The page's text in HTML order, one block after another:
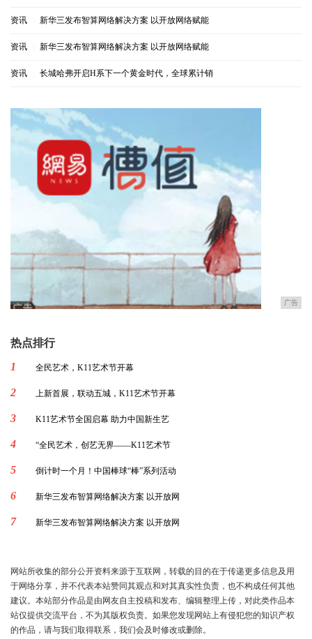
资讯 新华三发布智算网络解决方案 以开放网络赋能
资讯 新华三发布智算网络解决方案 以开放网络赋能
资讯 长城哈弗开启H系下一个黄金时代，全球累计销
广告
热点排行
1
全民艺术，K11艺术节开幕
2 上新首展，联动五城，K11艺术节开幕
3 K11艺术节全国启幕 助力中国新生艺
4 “全民艺术，创艺无界——K11艺术节
5 倒计时一个月！中国棒球“棒”系列活动
6 新华三发布智算网络解决方案 以开放网
7 新华三发布智算网络解决方案 以开放网
网站所收集的部分公开资料来源于互联网，转载的目的在于传递更多信息及用
于网络分享，并不代表本站赞同其观点和对其真实性负责，也不构成任何其他
建议。本站部分作品是由网友自主投稿和发布、编辑整理上传，对此类作品本
站仅提供交流平台，不为其版权负责。如果您发现网站上有侵犯您的知识产权
的作品，请与我们取得联系，我们会及时修改或删除。